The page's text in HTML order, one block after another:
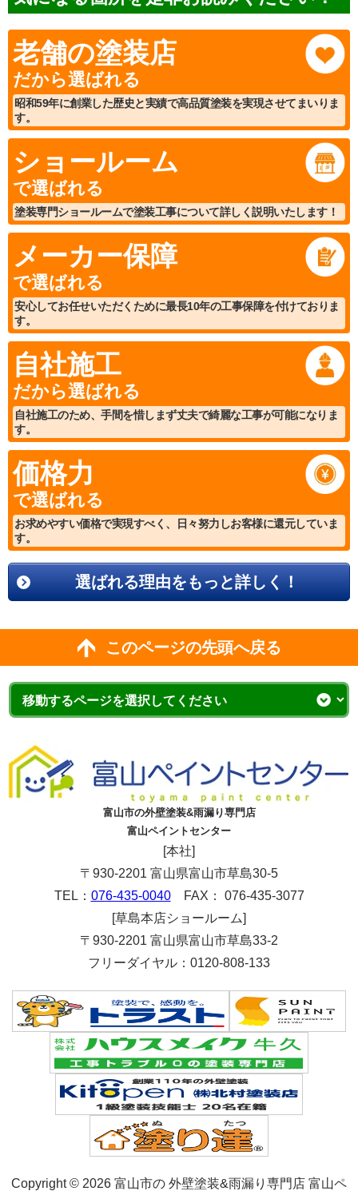
老舗の塗装店
だから選ばれる
昭和59年に創業した歴史と実績で高品質塗装を実現させてまいりま
す。
ショールーム
で選ばれる
塗装専門ショールームで塗装工事について詳しく説明いたします！
メーカー保障
で選ばれる
安心してお任せいただくために最長10年の工事保障を付けておりま
す。
自社施工
だから選ばれる
自社施工のため、手間を惜しまず丈夫で綺麗な工事が可能になりま
す。
価格力
で選ばれる
お求めやすい価格で実現すべく、日々努力しお客様に還元していま
す。
選ばれる理由をもっと詳しく！
このページの先頭へ戻る
富山市の外壁塗装&雨漏り専門店
富山ペイントセンター
[本社]
〒930-2201 富山県富山市草島30-5
TEL： 076-435-0040FAX： 076-435-3077
[草島本店ショールーム]
〒930-2201 富山県富山市草島33-2
フリーダイヤル：0120-808-133
Copyright © 2026 富山市の 外壁塗装&雨漏り専門店 富山ペ